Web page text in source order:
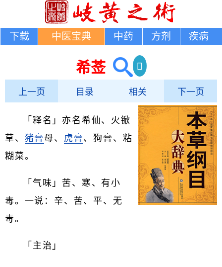
下载 中医宝典 中药 方剂 疾病
希莶
上一页 目录 相关 下一页
「释名」亦名希仙、火锨
草、 猪膏 母、 虎膏、狗膏、粘
糊菜。
「气味」苦、寒、有小
毒。一说：辛、苦、平、无
毒。
「主治」